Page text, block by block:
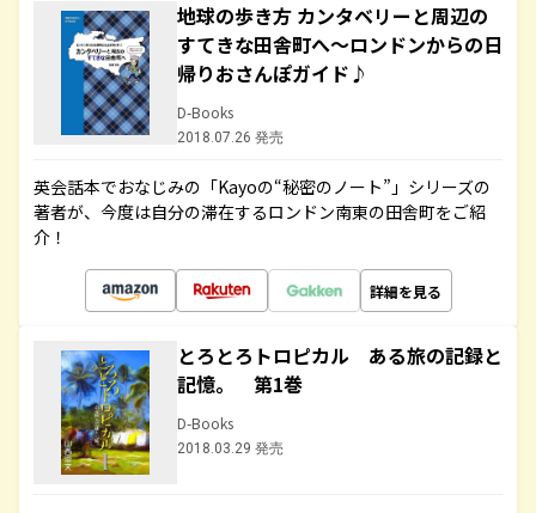
地球の歩き方 カンタベリーと周辺の
すてきな田舎町へ～ロンドンからの日
帰りおさんぽガイド♪
D-Books
2018.07.26 発売
英会話本でおなじみの「Kayoの“秘密のノート”」シリーズの
著者が、今度は自分の滞在するロンドン南東の田舎町をご紹
介！
詳細を見る
とろとろトロピカル ある旅の記録と
記憶。 第1巻
D-Books
2018.03.29 発売